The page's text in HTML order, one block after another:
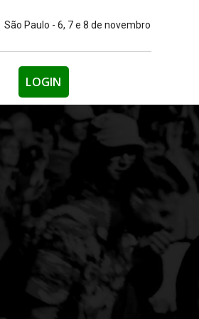
São Paulo - 6, 7 e 8 de novembro
LOGIN